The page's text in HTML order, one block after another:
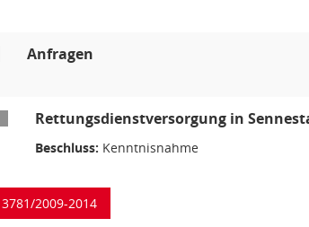
Anfragen
Rettungsdienstversorgung in
Beschluss: Kenntnisnahme
3781/2009-2014